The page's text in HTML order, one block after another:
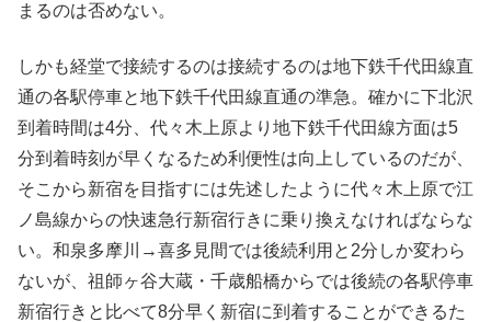
まるのは否めない。
しかも経堂で接続するのは接続するのは地下鉄千代田線直
通の各駅停車と地下鉄千代田線直通の準急。確かに下北沢
到着時間は4分、代々木上原より地下鉄千代田線方面は5
分到着時刻が早くなるため利便性は向上しているのだが、
そこから新宿を目指すには先述したように代々木上原で江
ノ島線からの快速急行新宿行きに乗り換えなければならな
い。和泉多摩川→喜多見間では後続利用と2分しか変わら
ないが、祖師ヶ谷大蔵・千歳船橋からでは後続の各駅停車
新宿行きと比べて8分早く新宿に到着することができるた